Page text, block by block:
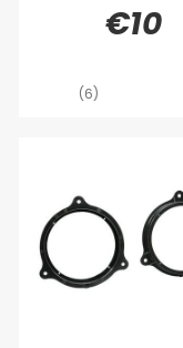
€10
(6)